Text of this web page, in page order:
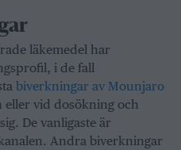
läkemedel har
i de fall
biverkningar av Mounjaro
vid dosökning och
De vanligaste är
Andra biverkningar